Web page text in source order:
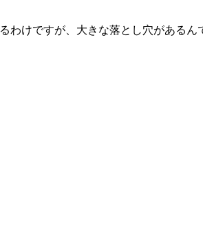
わけですが、大きな落とし穴があるん